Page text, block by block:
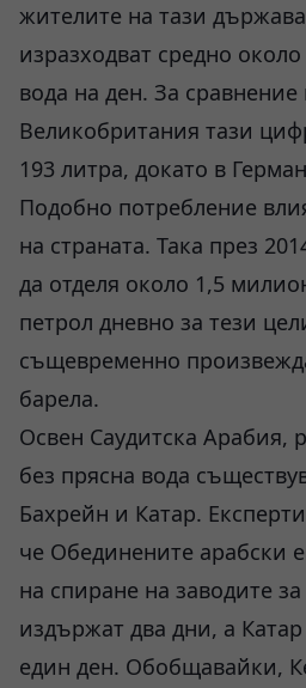
жителите на тази
изразходват средно
вода на ден. За сравнение
Великобритания тази
193 литра, докато в
Подобно потребление
на страната. Така през
да отделя около 1,5
петрол дневно за тези
същевременно
барела.
Освен Саудитска Арабия,
без прясна вода
Бахрейн и Катар.
че Обединените арабски
на спиране на заводите
издържат два дни, а
един ден. Обобщавайки,